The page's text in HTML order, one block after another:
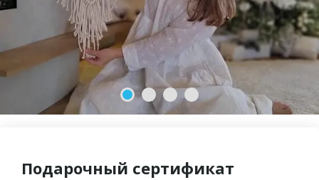
2-й сертификат
В ПОДАРОК!
Пять звезд и более пятисот
отзывов на Яндексе
Подарочный сертификат